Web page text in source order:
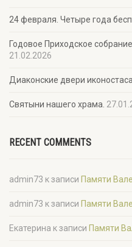
24 февраля. Четыре года
Годовое Приходское
21.02.2026
Диаконские двери
Святыни нашего храма.
RECENT COMMENTS
admin73 к записи Памяти
admin73 к записи Памяти
Екатерина к записи Памяти